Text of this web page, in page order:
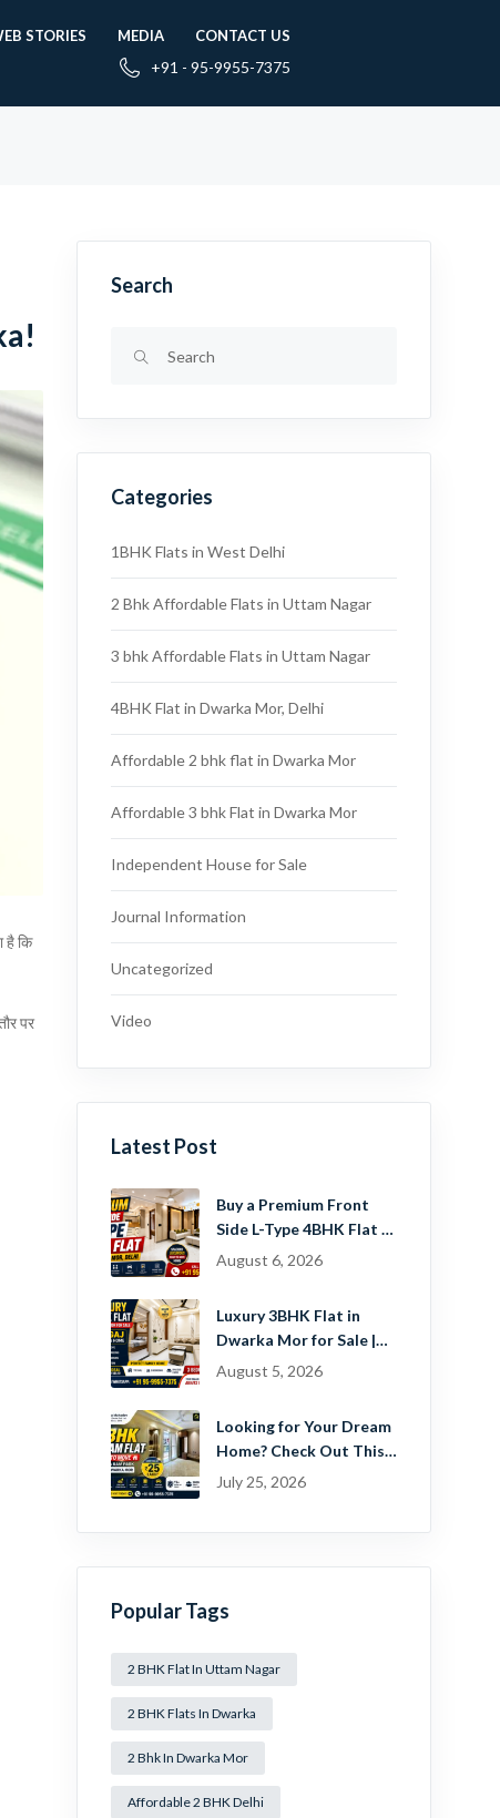
STORIES MEDIA CONTACT US
+91 - 95-9955-7375
है कि
पर
Search
Categories
1BHK Flats in West Delhi
2 Bhk Affordable Flats in Uttam Nagar
3 bhk Affordable Flats in Uttam Nagar
4BHK Flat in Dwarka Mor, Delhi
Affordable 2 bhk flat in Dwarka Mor
Affordable 3 bhk Flat in Dwarka Mor
Independent House for Sale
Journal Information
Uncategorized
Video
Latest Post
Buy a Premium Front
Side L-Type 4BHK Flat in
Dwarka Mor, Delhi |
August 6, 2026
Luxury 3BHK Flat in
Dwarka Mor for Sale |
Ready-to-Move Home
August 5, 2026
Looking for Your Dream
Home? Check Out This
Beautiful 2 BHK Flat in
July 25, 2026
Popular Tags
2 BHK Flat In Uttam Nagar
2 BHK Flats In Dwarka
2 Bhk In Dwarka Mor
Affordable 2 BHK Delhi